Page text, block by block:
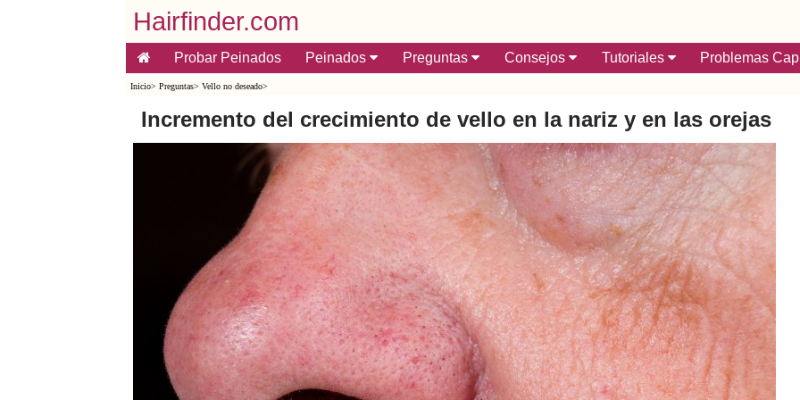
Hairfinder.com
Probar Peinados Peinados Preguntas Consejos Tutoriales Problemas
Inicio> Preguntas> Vello no deseado>
Incremento del crecimiento de vello en la nariz y en las orejas